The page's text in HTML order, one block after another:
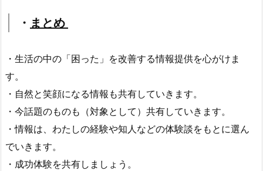
・ まとめ
・生活の中の「困った」を改善する情報提供を心がけま
す。
・自然と笑顔になる情報も共有していきます。
・今話題のものも（対象として）共有していきます。
・情報は、わたしの経験や知人などの体験談をもとに選ん
でいきます。
・成功体験を共有しましょう。